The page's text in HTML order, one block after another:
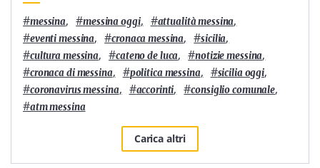
#messina, #messina oggi, #attualità messina,
#eventi messina, #cronaca messina, #sicilia,
#cultura messina, #cateno de luca, #notizie messina,
#cronaca di messina, #politica messina, #sicilia oggi,
#coronavirus messina, #accorinti, #consiglio comunale,
#atm messina
Carica altri